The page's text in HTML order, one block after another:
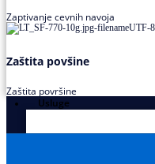
Zaptivanje cevnih navoja
Zaštita povšine
Zaštita površine
Usluge